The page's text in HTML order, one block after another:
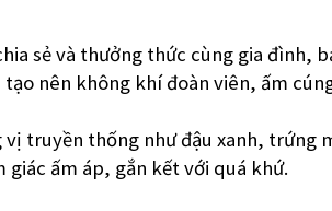
sẻ và thưởng thức cùng gia đình,
nên không khí đoàn viên, ấm
truyền thống như đậu xanh, trứng
ấm áp, gắn kết với quá khứ.